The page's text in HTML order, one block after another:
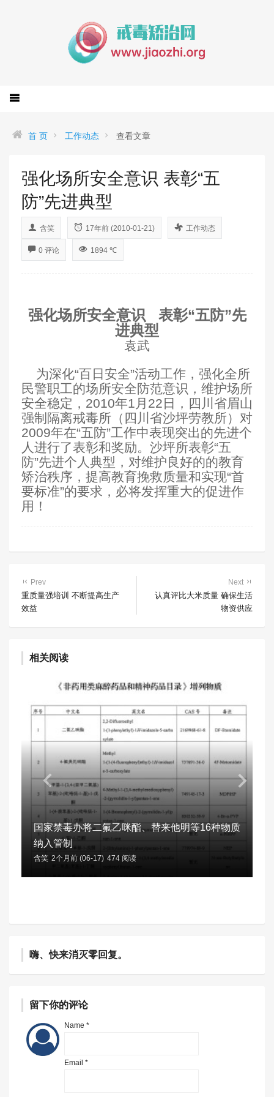
首 页 工作动态 查看文章
强化场所安全意识 表彰“五
防”先进典型
含笑 17年前 (2010-01-21) 工作动态
0 评论 1894 ℃
强化场所安全意识
表彰“五防”先
进典型
袁武
为深化“百日安全”活动工作，强化全所
民警职工的场所安全防范意识，维护场所
安全稳定，2010年1月22日，四川省眉山
强制隔离戒毒所（四川省沙坪劳教所）对
2009年在“五防”工作中表现突出的先进个
人进行了表彰和奖励。沙坪所表彰“五
防”先进个人典型，对维护良好的的教育
矫治秩序，提高教育挽救质量和实现“首
要标准”的要求，必将发挥重大的促进作
用！
Prev
重质量强培训 不断提高生产
效益
Next
认真评比大米质量 确保生活
物资供应
相关阅读
国家禁毒办将二氟乙咪酯、替来他明等16种物质
纳入管制
含笑 2个月前 (06-17) 474 阅读
嗨、快来消灭零回复。
留下你的评论
Name *
Email *